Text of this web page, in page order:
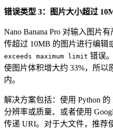
错误类型 3：图片大小超过
Nano Banana Pro 对输入图片
传超过 10MB 的图片进行编辑
exceeds maximum limit 错误
使图片体积增大约 33%，所以
内。
解决方案包括：使用 Python
分辨率或质量、或者使用
传递 URI。对于大文件，推荐